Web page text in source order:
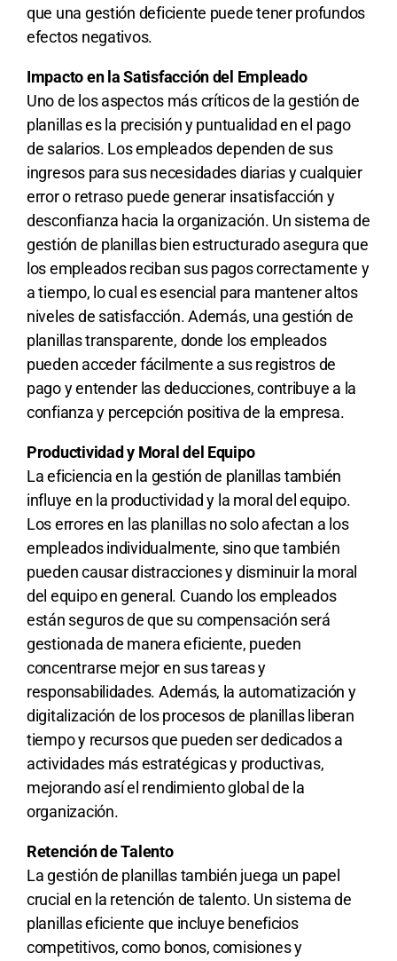
que una gestión deficiente puede tener profundos
efectos negativos.
Impacto en la Satisfacción del Empleado
Uno de los aspectos más críticos de la gestión de
planillas es la precisión y puntualidad en el pago
de salarios. Los empleados dependen de sus
ingresos para sus necesidades diarias y cualquier
error o retraso puede generar insatisfacción y
desconfianza hacia la organización. Un sistema de
gestión de planillas bien estructurado asegura que
los empleados reciban sus pagos correctamente y
a tiempo, lo cual es esencial para mantener altos
niveles de satisfacción. Además, una gestión de
planillas transparente, donde los empleados
pueden acceder fácilmente a sus registros de
pago y entender las deducciones, contribuye a la
confianza y percepción positiva de la empresa.
Productividad y Moral del Equipo
La eficiencia en la gestión de planillas también
influye en la productividad y la moral del equipo.
Los errores en las planillas no solo afectan a los
empleados individualmente, sino que también
pueden causar distracciones y disminuir la moral
del equipo en general. Cuando los empleados
están seguros de que su compensación será
gestionada de manera eficiente, pueden
concentrarse mejor en sus tareas y
responsabilidades. Además, la automatización y
digitalización de los procesos de planillas liberan
tiempo y recursos que pueden ser dedicados a
actividades más estratégicas y productivas,
mejorando así el rendimiento global de la
organización.
Retención de Talento
La gestión de planillas también juega un papel
crucial en la retención de talento. Un sistema de
planillas eficiente que incluye beneficios
competitivos, como bonos, comisiones y